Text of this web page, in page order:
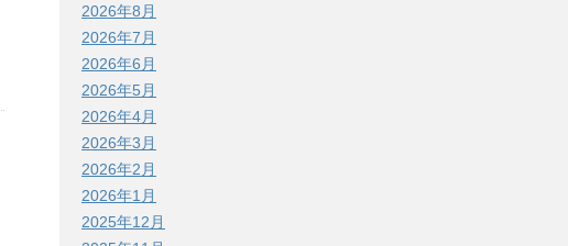
2026年8月
2026年7月
2026年6月
2026年5月
2026年4月
2026年3月
2026年2月
2026年1月
2025年12月